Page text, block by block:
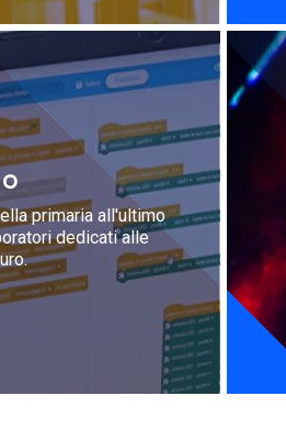
primaria all'ultimo
dedicati alle